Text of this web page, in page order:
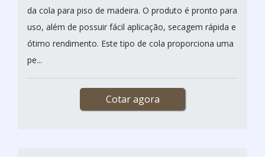
da cola para piso de madeira. O produto é pronto para
uso, além de possuir fácil aplicação, secagem rápida e
ótimo rendimento. Este tipo de cola proporciona uma
pe...
Cotar agora